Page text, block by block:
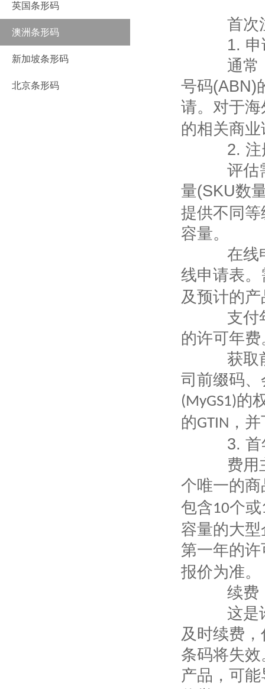
英国条形码
澳洲条形码
新加坡条形码
北京条形码
首次注
1.
通常，
号码(ABN)
请。对于
的相关商
2. 注
评估需
量(SKU数
提供不同
容量。
在线
线申请表
及预计的
支付年
的许可年
获取前
司前缀码
(MyGS1)的
的GTIN ，
3. 首
费用主
个唯一的
包含10个或
容量的大
第一年的
报价为准。
续费：
这是许
及时续费
条码将失
产品，可